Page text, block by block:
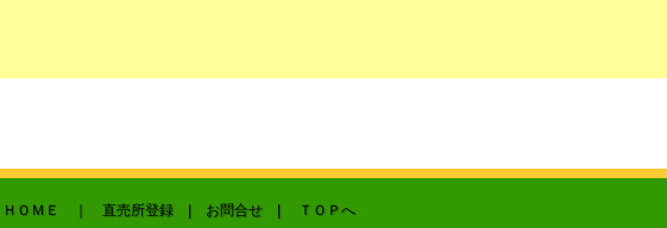
ＨＯＭＥ ｜ 直売所登録 | お問合せ| ＴＯＰへ